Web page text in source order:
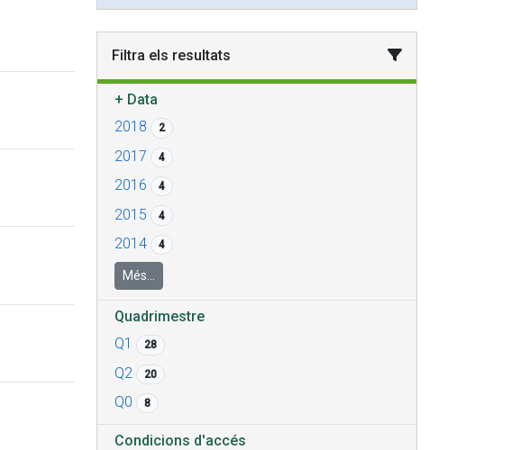
Filtra els resultats
+ Data
2018
2
2017 4
2016 4
2015 4
2014 4
Més...
Quadrimestre
Q1
28
Q2 20
Q0 8
Condicions d'accés